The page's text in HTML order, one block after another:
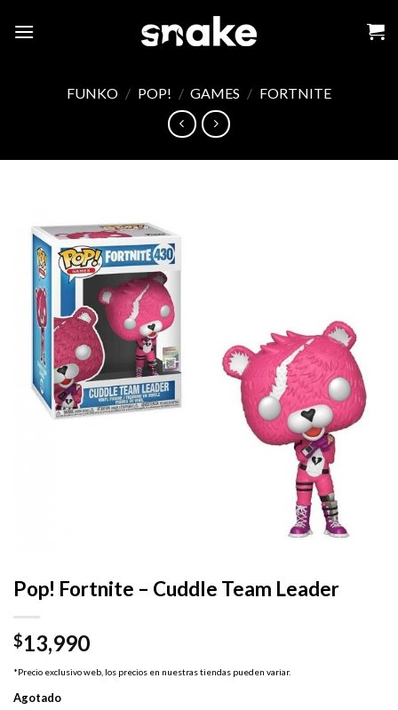
FUNKO / POP! / GAMES / FORTNITE
Pop! Fortnite – Cuddle Team Leader
$13,990
*Precio exclusivo web, los precios en nuestras tiendas pueden variar.
Agotado